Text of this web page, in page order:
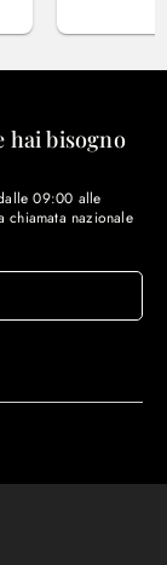
hai bisogno
09:00 alle
nazionale